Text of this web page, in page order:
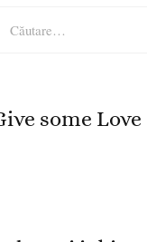
some Love